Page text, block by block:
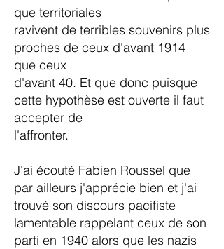
que territoriales
ravivent de terribles souvenirs plus
proches de ceux d'avant 1914
que ceux
d'avant 40. Et que donc puisque
cette hypothèse est ouverte il faut
accepter de
l'affronter.
J'ai écouté Fabien Roussel que
par ailleurs j'apprécie bien et j'ai
trouvé son discours pacifiste
lamentable rappelant ceux de son
parti en 1940 alors que les nazis